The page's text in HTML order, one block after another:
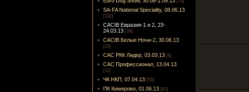
SA-FA National Speciality, 08.06.13
[192]
CACIB Евразия-1 и 2, 23-
24.03.13 [38]
CACIB Белые Ночи-2, 30.06.13
[15]
САС РКК Лидер, 03.03.13 [6]
САС Профессионал, 13.04.13
[12]
ЧК НКП, 07.04.13 [53]
ПК Кемерово, 01.06.13 [41]